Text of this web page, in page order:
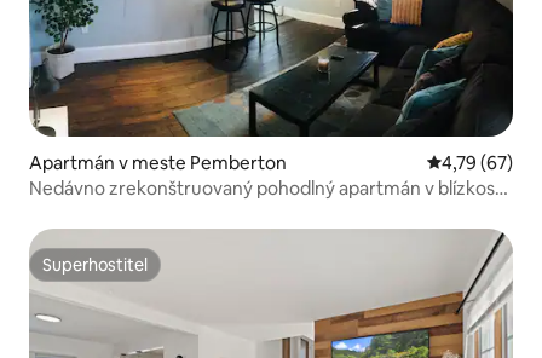
Apartmán v meste Pemberton Priemerné
4,79 (67)
Nedávno zrekonštruovaný pohodlný apartmán v blízkosti
Superhostiteľ
Superhostiteľ